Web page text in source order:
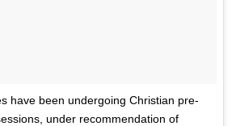
have been undergoing Christian pre-
under recommendation of